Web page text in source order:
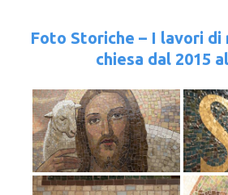
Foto Storiche – I lavori
chiesa dal 2015